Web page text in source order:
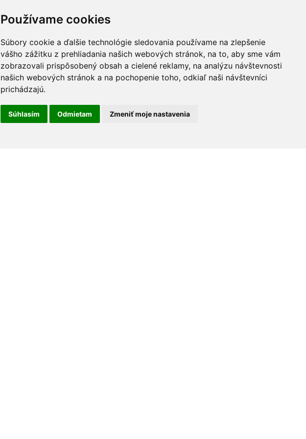
Používame cookies
Súbory cookie a ďalšie technológie sledovania používame na zlepšenie
vášho zážitku z prehliadania našich webových stránok, na to, aby sme vám
zobrazovali prispôsobený obsah a cielené reklamy, na analýzu návštevnosti
našich webových stránok a na pochopenie toho, odkiaľ naši návštevníci
prichádzajú.
Súhlasím Odmietam Zmeniť moje nastavenia